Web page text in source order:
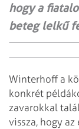
hogy a
beteg lelkű
Winterhoff a
konkrét
zavarokkal
vissza, hogy